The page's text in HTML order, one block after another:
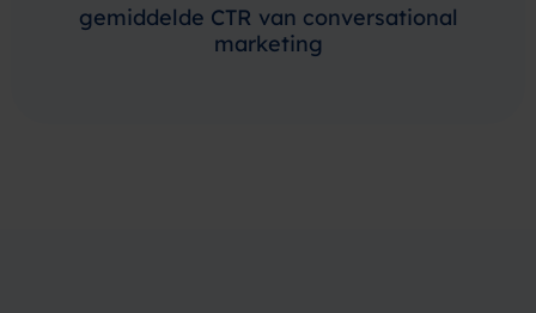
gemiddelde CTR van conversational
marketing